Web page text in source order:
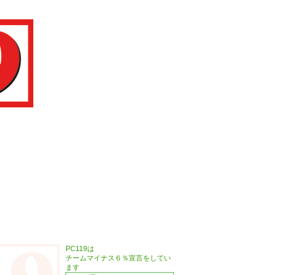
PC119は
チームマイナス６％宣言をしてい
ます